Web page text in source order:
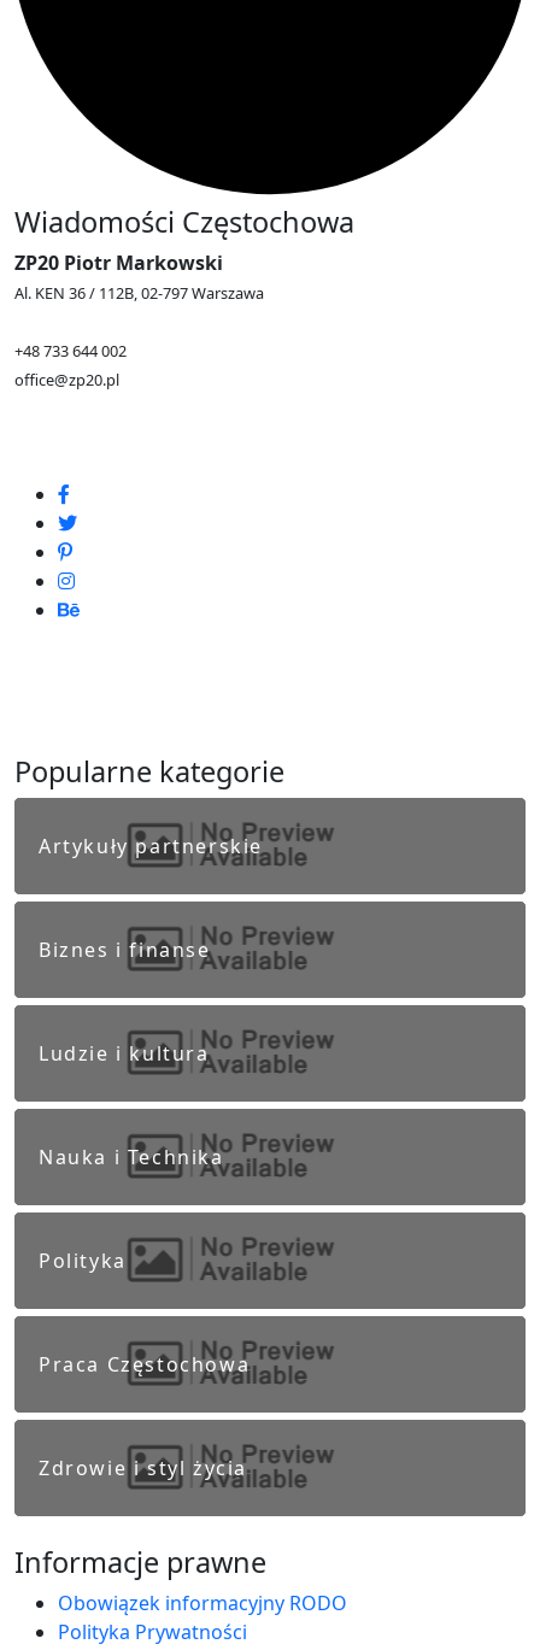
Wiadomości Częstochowa
ZP20 Piotr Markowski
Al. KEN 36 / 112B, 02-797 Warszawa
+48 733 644 002
office@zp20.pl
Popularne kategorie
Artykuły partnerskie
Biznes i finanse
Ludzie i kultura
Nauka i Technika
Polityka
Praca Częstochowa
Zdrowie i styl życia
Informacje prawne
Obowiązek informacyjny RODO
Polityka Prywatności